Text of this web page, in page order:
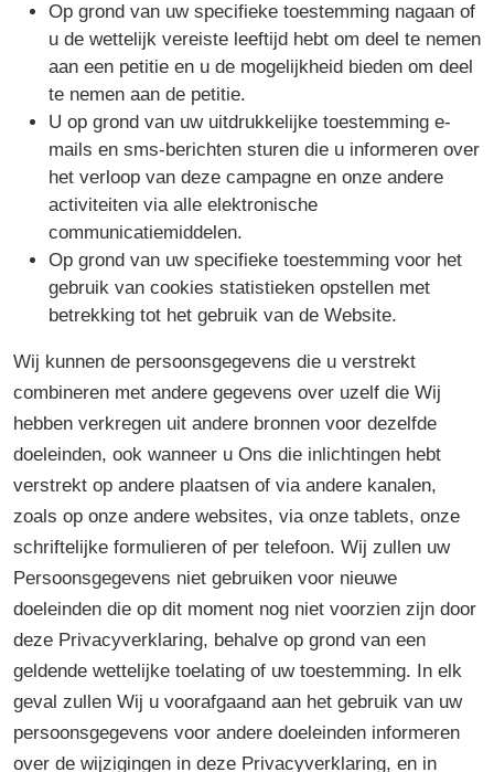
Op grond van uw specifieke toestemming nagaan of
u de wettelijk vereiste leeftijd hebt om deel te nemen
aan een petitie en u de mogelijkheid bieden om deel
te nemen aan de petitie.
U op grond van uw uitdrukkelijke toestemming e-
mails en sms-berichten sturen die u informeren over
het verloop van deze campagne en onze andere
activiteiten via alle elektronische
communicatiemiddelen.
Op grond van uw specifieke toestemming voor het
gebruik van cookies statistieken opstellen met
betrekking tot het gebruik van de Website.
Wij kunnen de persoonsgegevens die u verstrekt
combineren met andere gegevens over uzelf die Wij
hebben verkregen uit andere bronnen voor dezelfde
doeleinden, ook wanneer u Ons die inlichtingen hebt
verstrekt op andere plaatsen of via andere kanalen,
zoals op onze andere websites, via onze tablets, onze
schriftelijke formulieren of per telefoon. Wij zullen uw
Persoonsgegevens niet gebruiken voor nieuwe
doeleinden die op dit moment nog niet voorzien zijn door
deze Privacyverklaring, behalve op grond van een
geldende wettelijke toelating of uw toestemming. In elk
geval zullen Wij u voorafgaand aan het gebruik van uw
persoonsgegevens voor andere doeleinden informeren
over de wijzigingen in deze Privacyverklaring, en in